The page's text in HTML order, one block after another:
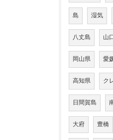
島 湿気
八丈島 山
岡山県 愛
高知県 ク
日間賀島
大府 豊橋